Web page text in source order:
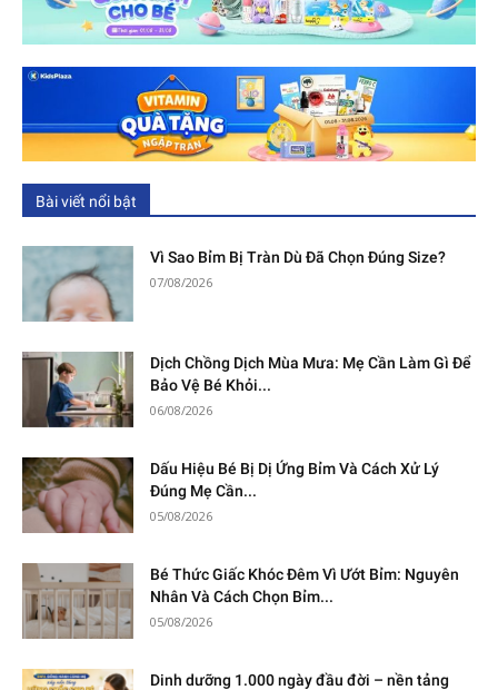
Bài viết nổi bật
Vì Sao Bỉm Bị Tràn Dù Đã Chọn Đúng Size?
07/08/2026
Dịch Chồng Dịch Mùa Mưa: Mẹ Cần Làm Gì Để
Bảo Vệ Bé Khỏi...
06/08/2026
Dấu Hiệu Bé Bị Dị Ứng Bỉm Và Cách Xử Lý
Đúng Mẹ Cần...
05/08/2026
Bé Thức Giấc Khóc Đêm Vì Ướt Bỉm: Nguyên
Nhân Và Cách Chọn Bỉm...
05/08/2026
Dinh dưỡng 1.000 ngày đầu đời – nền tảng